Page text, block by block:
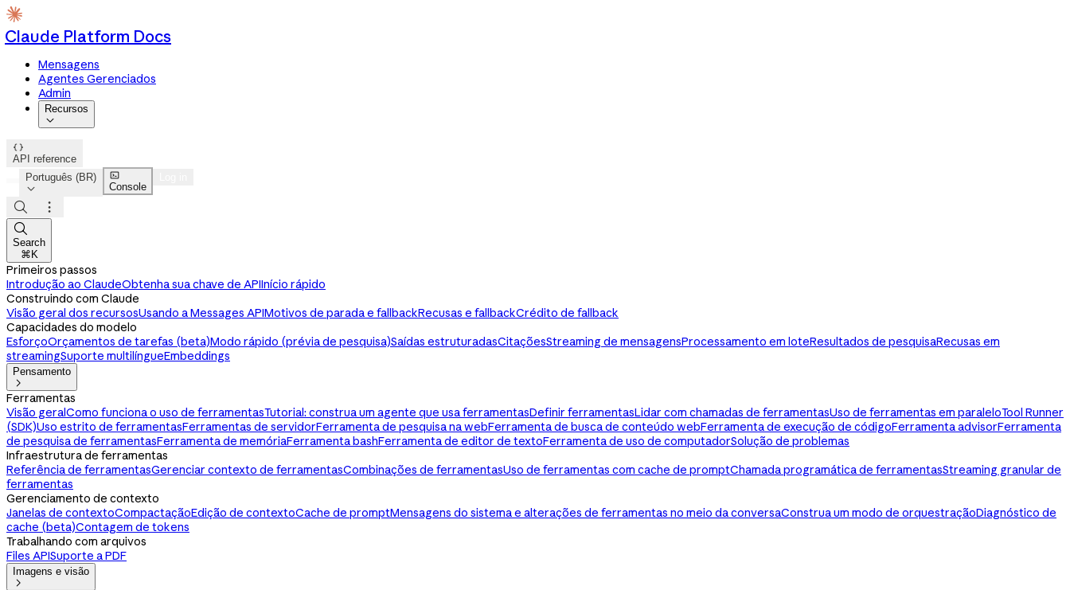
Claude Platform Docs
Mensagens
Agentes Gerenciados
Admin
Recursos


API reference
Português (BR)


Console



Search
⌘K
Primeiros passos
Introdução ao ClaudeObtenha sua chave de APIInício rápido
Construindo com Claude
Visão geral dos recursosUsando a Messages APIMotivos de parada e fallbackRecusas e fallbackCrédito de fallback
Capacidades do modelo
EsforçoOrçamentos de tarefas (beta)Modo rápido (prévia de pesquisa)Saídas estruturadasCitaçõesStreaming de mensagensProcessamento em loteResultados de pesquisaRecusas em
streamingSuporte multilíngueEmbeddings
Pensamento

Ferramentas
Visão geralComo funciona o uso de ferramentasTutorial: construa um agente que usa ferramentasDefinir ferramentasLidar com chamadas de ferramentasUso de ferramentas em paraleloTool Runner
(SDK)Uso estrito de ferramentasFerramentas de servidorFerramenta de pesquisa na webFerramenta de busca de conteúdo webFerramenta de execução de códigoFerramenta advisorFerramenta
de pesquisa de ferramentasFerramenta de memóriaFerramenta bashFerramenta de editor de textoFerramenta de uso de computadorSolução de problemas
Infraestrutura de ferramentas
Referência de ferramentasGerenciar contexto de ferramentasCombinações de ferramentasUso de ferramentas com cache de promptChamada programática de ferramentasStreaming granular de
ferramentas
Gerenciamento de contexto
Janelas de contextoCompactaçãoEdição de contextoCache de promptMensagens do sistema e alterações de ferramentas no meio da conversaConstrua um modo de orquestraçãoDiagnóstico de
cache (beta)Contagem de tokens
Trabalhando com arquivos
Files APISuporte a PDF
Imagens e visão
